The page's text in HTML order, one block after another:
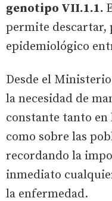
genotipo VII.1.1.
permite descartar,
epidemiológico
Desde el
la necesidad de
constante tanto en
como sobre las
recordando la
inmediato
la enfermedad.